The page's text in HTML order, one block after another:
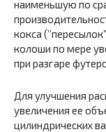
наименьшую по
кокса
колоши по мере
при разгаре
Для улучшения
увеличения ее
цилиндрических